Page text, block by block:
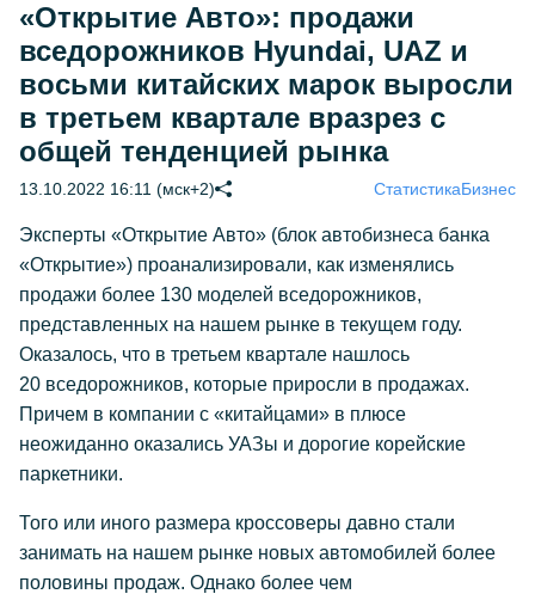
«Открытие Авто»: продажи
вседорожников Hyundai, UAZ и
восьми китайских марок выросли
в третьем квартале вразрез с
общей тенденцией рынка
13.10.2022 16:11 (мск+2) СтатистикаБизнес
Эксперты «Открытие Авто» (блок автобизнеса банка
«Открытие») проанализировали, как изменялись
продажи более 130 моделей вседорожников,
представленных на нашем рынке в текущем году.
Оказалось, что в третьем квартале нашлось
20 вседорожников, которые приросли в продажах.
Причем в компании с «китайцами» в плюсе
неожиданно оказались УАЗы и дорогие корейские
паркетники.
Того или иного размера кроссоверы давно стали
занимать на нашем рынке новых автомобилей более
половины продаж. Однако более чем